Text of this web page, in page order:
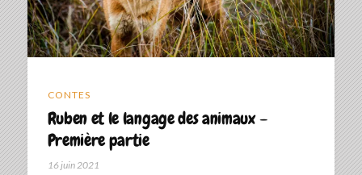
CONTES
Ruben et le langage des animaux –
Première partie
16 juin 2021